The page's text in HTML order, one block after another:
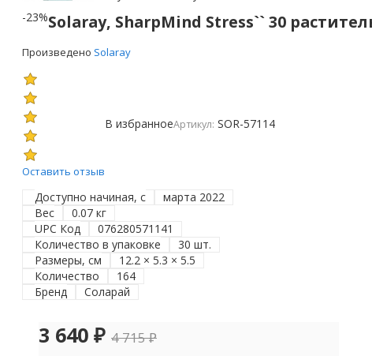
-23%Solaray, SharpMind Stress`` 30
Произведено Solaray
Оставить отзыв
В избранноеАртикул: SOR-57114
Доступно начиная, с
марта 2022
Вес
0.07 кг
UPC Код
076280571141
Количество в упаковке
30 шт.
Размеры, см
12.2 × 5.3 × 5.5
Количество
164
Бренд
Соларай
3 640 ₽ 4 715₽